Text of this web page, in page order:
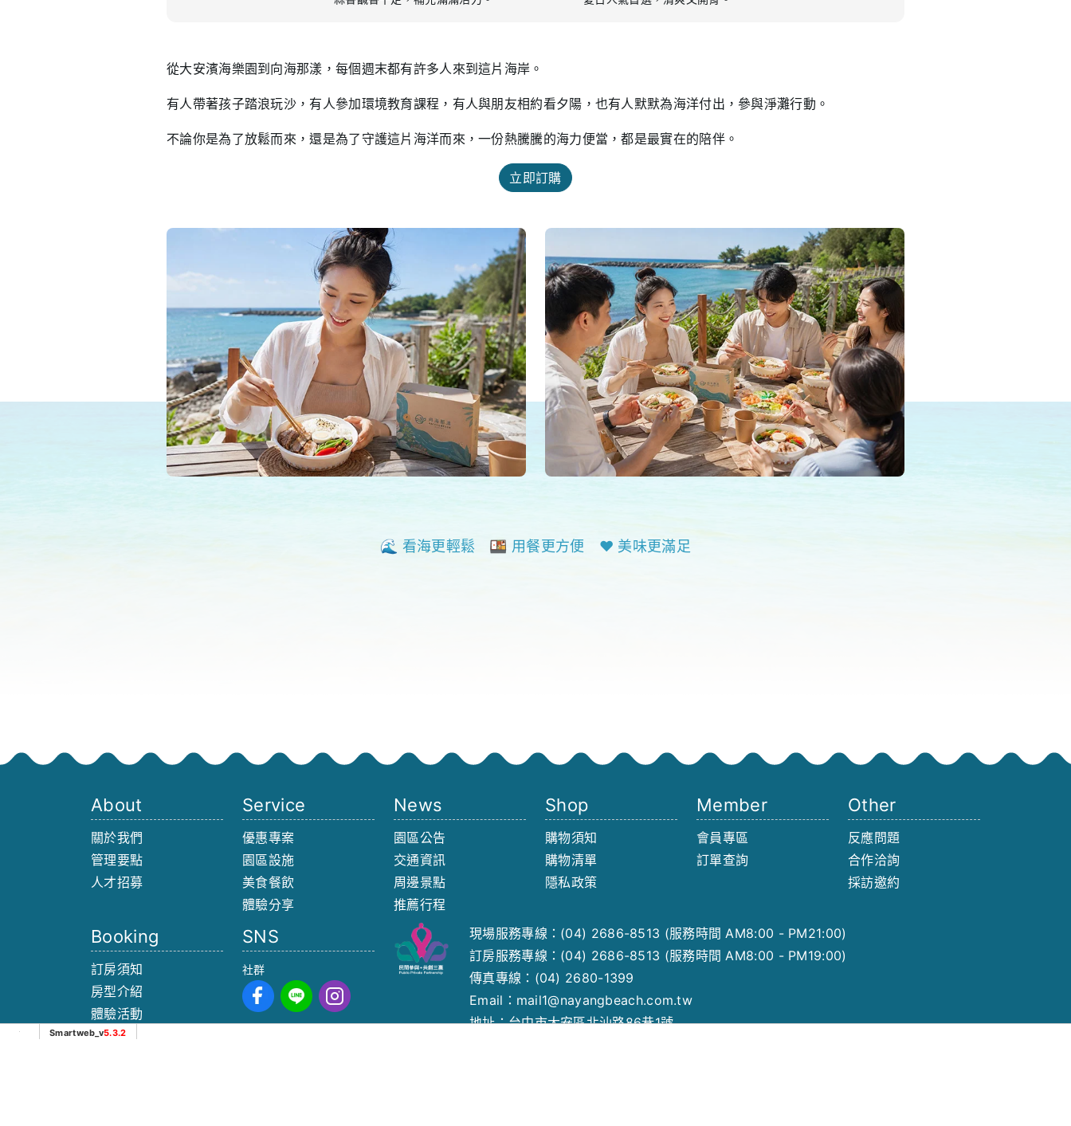
從大安濱海樂園到向海那漾，每個週末都有許多人來到這片海岸。
有人帶著孩子踏浪玩沙，有人參加環境教育課程，有人與朋友相約看夕陽，也有人默默為海洋付出，參與淨灘行動。
不論你是為了放鬆而來，還是為了守護這片海洋而來，一份熱騰騰的海力便當，都是最實在的陪伴。
立即訂購
🌊 看海更輕鬆 🍱 用餐更方便 ❤️ 美味更滿足
About
關於我們
管理要點
人才招募
Service
優惠專案
園區設施
美食餐飲
體驗分享
News
園區公告
交通資訊
周邊景點
推薦行程
Shop
購物須知
購物清單
隱私政策
Member
會員專區
訂單查詢
Other
反應問題
合作洽詢
採訪邀約
Booking
訂房須知
房型介紹
體驗活動
預約參訪
SNS
社群
現場服務專線： (04) 2686-8513 (服務時間 AM8:00 - PM21:00)
訂房服務專線： (04) 2686-8513 (服務時間 AM8:00 - PM19:00)
傳真專線：(04) 2680-1399
Email： mail1@nayangbeach.com.tw
地址：台中市大安區北汕路86巷1號
Smartweb_v5.3.2